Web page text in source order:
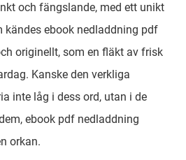
och fängslande, med ett unikt
kändes ebook nedladdning pdf
originellt, som en fläkt av frisk
Kanske den verkliga
inte låg i dess ord, utan i de
ebook pdf nedladdning
orkan.